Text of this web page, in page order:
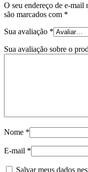
O seu endereço de e-mail
são marcados com *
Sua avaliação *
Sua avaliação sobre o
Nome *
E-mail *
Salvar meus dados